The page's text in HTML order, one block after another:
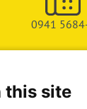
0941
this site